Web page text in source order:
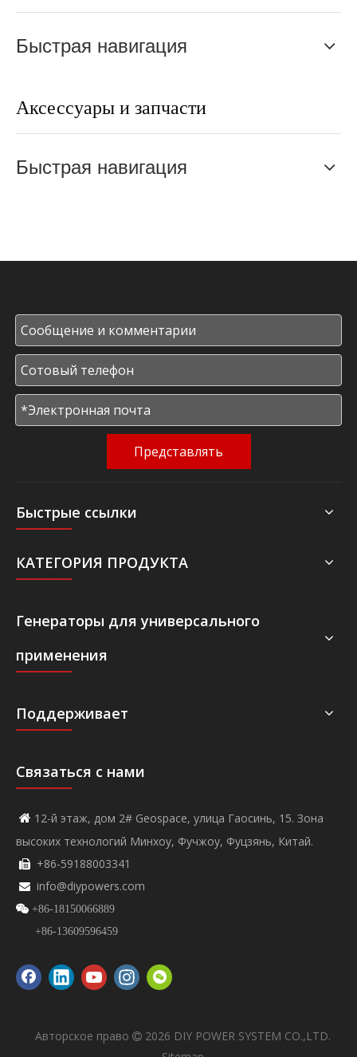
Быстрая навигация
Аксессуары и запчасти
Быстрая навигация
Представлять
Быстрые ссылки
КАТЕГОРИЯ ПРОДУКТА
Генераторы для универсального
применения
Поддерживает
Связаться с нами
 12-й этаж, дом 2# Geospace, улица Гаосинь, 15. Зона
высоких технологий Минхоу, Фучжоу, Фуцзянь, Китай.
 +86-59188003341
 info@diypowers.com
 +86-18150066889
+86-13609596459
Авторское право  2026 DIY POWER SYSTEM CO.,LTD.